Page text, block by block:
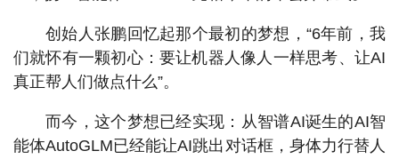
创始人张鹏回忆起那个最初的梦想，“6年前，我
们就怀有一颗初心：要让机器人像人一样思考、让AI
真正帮人们做点什么”。
而今，这个梦想已经实现：从智谱AI诞生的AI智
能体AutoGLM已经能让AI跳出对话框，身体力行替人